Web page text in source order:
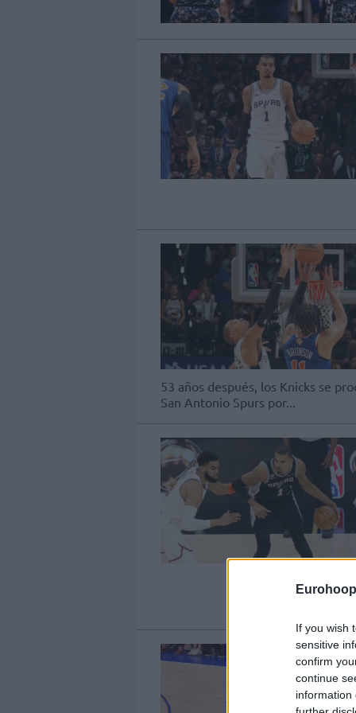
If you wish
sensitive
confirm
continue
information
53 años después, los Knicks se
San Antonio Spurs por...